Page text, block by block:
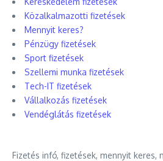
Közalkalmazotti fizetések
Mennyit keres?
Pénzügy fizetések
Sport fizetések
Szellemi munka fizetések
Tech-IT fizetések
Vállalkozás fizetések
Vendéglátás fizetések
Fizetés infó, fizetések, mennyit keres,